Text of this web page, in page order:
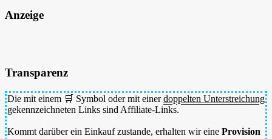
Anzeige
Transparenz
Die mit einem 🛒 Symbol oder mit einerdoppelten Unterstreichung
gekennzeichneten Links sind Affiliate-Links.
Kommt darüber ein Einkauf zustande, erhalten wir eine Provision